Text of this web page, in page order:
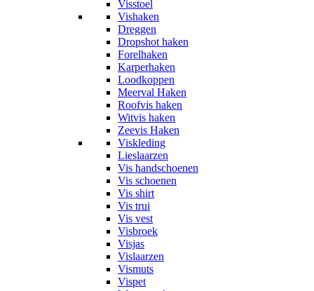
Visstoel
Vishaken
Dreggen
Dropshot haken
Forelhaken
Karperhaken
Loodkoppen
Meerval Haken
Roofvis haken
Witvis haken
Zeevis Haken
Viskleding
Lieslaarzen
Vis handschoenen
Vis schoenen
Vis shirt
Vis trui
Vis vest
Visbroek
Visjas
Vislaarzen
Vismuts
Vispet